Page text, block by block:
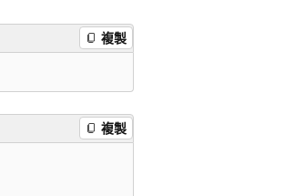
複製
複製